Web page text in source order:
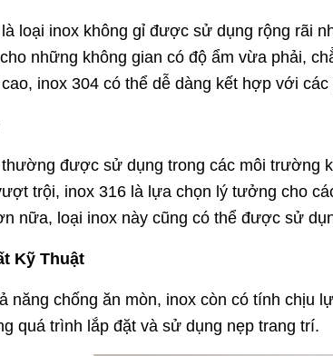
loại inox không gỉ được sử dụng rộng rãi
những không gian có độ ẩm vừa phải,
inox 304 có thể dễ dàng kết hợp với
được sử dụng trong các môi trường
trội, inox 316 là lựa chọn lý tưởng cho
nữa, loại inox này cũng có thể được sử
Kỹ Thuật
năng chống ăn mòn, inox còn có tính chịu
quá trình lắp đặt và sử dụng nẹp trang trí.